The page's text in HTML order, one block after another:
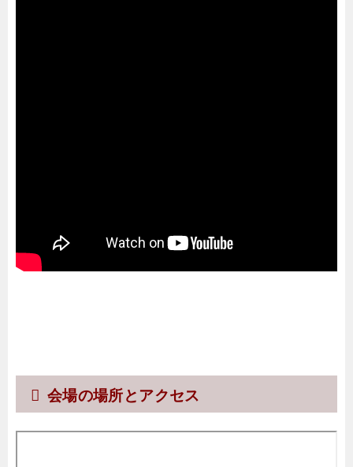
会場の場所とアクセス